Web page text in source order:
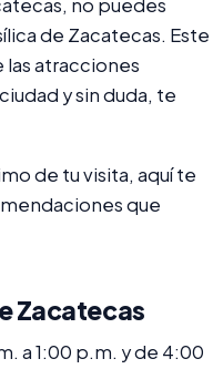
de Zacatecas. Este
atracciones
y sin duda, te
de tu visita, aquí te
que
Zacatecas
a 1:00 p.m. y de 4:00